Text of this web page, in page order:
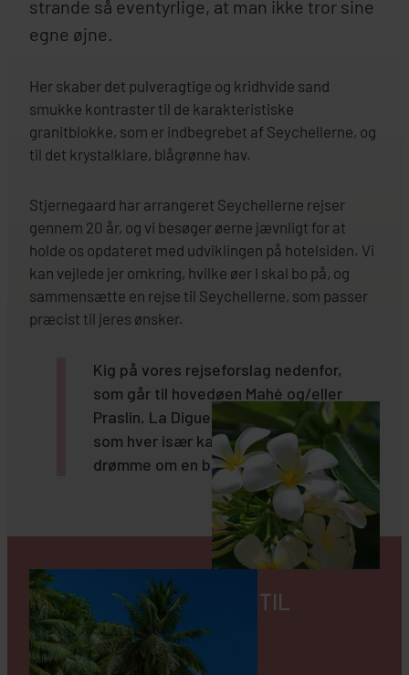
strande så eventyrlige, at man ikke tror sine
egne øjne.
Her skaber det pulveragtige og kridhvide sand
smukke kontraster til de karakteristiske
granitblokke, som er indbegrebet af Seychellerne, og
til det krystalklare, blågrønne hav.
Stjernegaard har arrangeret Seychellerne rejser
gennem 20 år, og vi besøger øerne jævnligt for at
holde os opdateret med udviklingen på hotelsiden. Vi
kan vejlede jer omkring, hvilke øer I skal bo på, og
sammensætte en rejse til Seychellerne, som passer
præcist til jeres ønsker.
Kig på vores rejseforslag nedenfor,
som går til hovedøen Mahé og/eller
Praslin, La Digue eller Denis Island,
som hver især kan opfylde de flestes
drømme om en badeferie i paradis.
ER DET DYRT AT REJSE TIL
SEYCHELLERNE?